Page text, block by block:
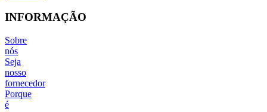
INFORMAÇÃO
Sobre
nós
Seja
nosso
fornecedor
Porque
é